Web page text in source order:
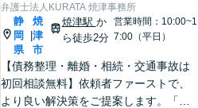
弁護士法人KURATA 焼津事務所
静
岡
県
焼
津
市
焼津駅 か
ら徒歩2分
営業時間：10:00~1
7:00（平日）
【債務整理・離婚・相続・交通事故は
初回相談無料】依頼者ファーストで、
より良い解決策をご提案します。「お